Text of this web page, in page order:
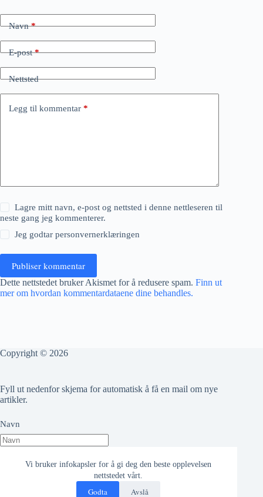
Vi bruker infokapsler for å gi deg den beste opplevelsen
nettstedet vårt.
Godta Avslå
Navn*
E-post*
Nettsted
Legg til kommentar *
Lagre mitt navn, e-post og nettsted i denne nettleseren til
neste gang jeg kommenterer.
Jeg godtarpersonvernerklæringen
Publiser kommentar
Dette nettstedet bruker Akismet for å redusere spam. Finn ut
mer om hvordan kommentardataene dine behandles.
Copyright © 2026
Fyll ut nedenfor skjema for automatisk å få en mail om nye
artikler.
Navn